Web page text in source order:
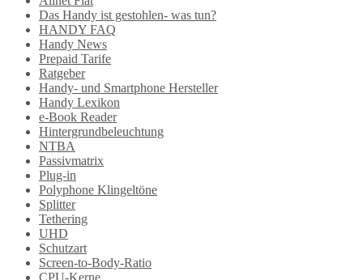
Das Handy ist gestohlen- was tun?
HANDY FAQ
Handy News
Prepaid Tarife
Ratgeber
Handy- und Smartphone Hersteller
Handy Lexikon
e-Book Reader
Hintergrundbeleuchtung
NTBA
Passivmatrix
Plug-in
Polyphone Klingeltöne
Splitter
Tethering
UHD
Schutzart
Screen-to-Body-Ratio